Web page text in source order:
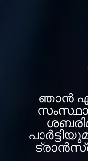
ഞാന്‍